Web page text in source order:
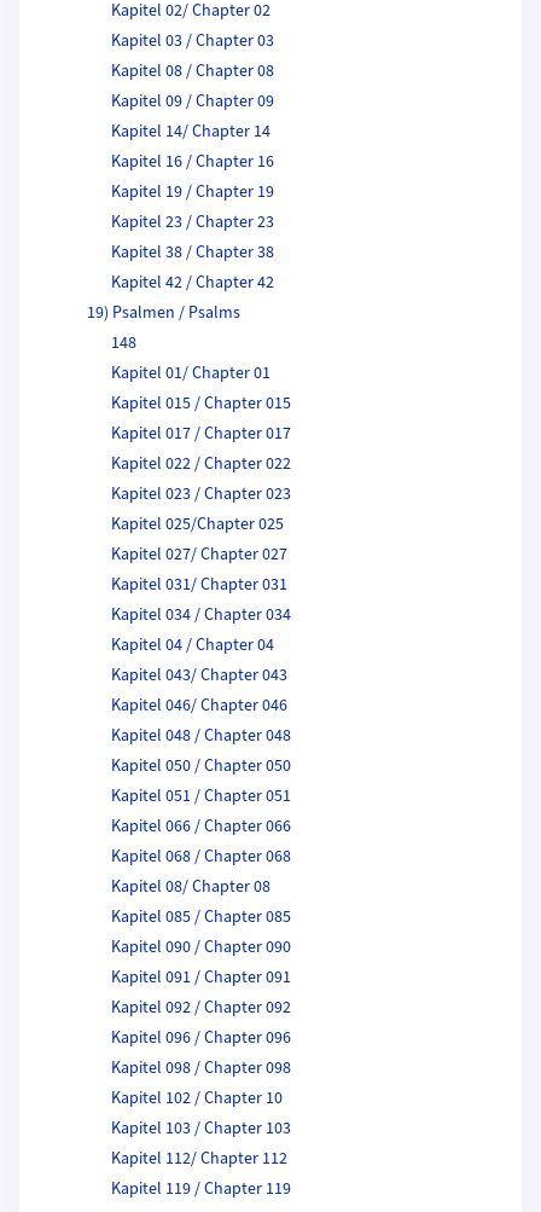
Kapitel 02/ Chapter 02
Kapitel 03 / Chapter 03
Kapitel 08 / Chapter 08
Kapitel 09 / Chapter 09
Kapitel 14/ Chapter 14
Kapitel 16 / Chapter 16
Kapitel 19 / Chapter 19
Kapitel 23 / Chapter 23
Kapitel 38 / Chapter 38
Kapitel 42 / Chapter 42
19) Psalmen / Psalms
148
Kapitel 01/ Chapter 01
Kapitel 015 / Chapter 015
Kapitel 017 / Chapter 017
Kapitel 022 / Chapter 022
Kapitel 023 / Chapter 023
Kapitel 025/Chapter 025
Kapitel 027/ Chapter 027
Kapitel 031/ Chapter 031
Kapitel 034 / Chapter 034
Kapitel 04 / Chapter 04
Kapitel 043/ Chapter 043
Kapitel 046/ Chapter 046
Kapitel 048 / Chapter 048
Kapitel 050 / Chapter 050
Kapitel 051 / Chapter 051
Kapitel 066 / Chapter 066
Kapitel 068 / Chapter 068
Kapitel 08/ Chapter 08
Kapitel 085 / Chapter 085
Kapitel 090 / Chapter 090
Kapitel 091 / Chapter 091
Kapitel 092 / Chapter 092
Kapitel 096 / Chapter 096
Kapitel 098 / Chapter 098
Kapitel 102 / Chapter 10
Kapitel 103 / Chapter 103
Kapitel 112/ Chapter 112
Kapitel 119 / Chapter 119